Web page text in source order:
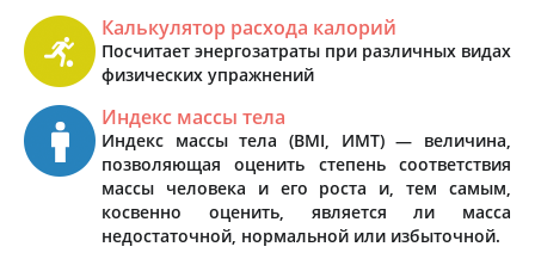
Калькулятор расхода калорий
Посчитает энергозатраты при различных видах
физических упражнений
Индекс массы тела
Индекс массы тела (BMI, ИМТ) — величина,
позволяющая оценить степень соответствия
массы человека и его роста и, тем самым,
косвенно оценить, является ли масса
недостаточной, нормальной или избыточной.